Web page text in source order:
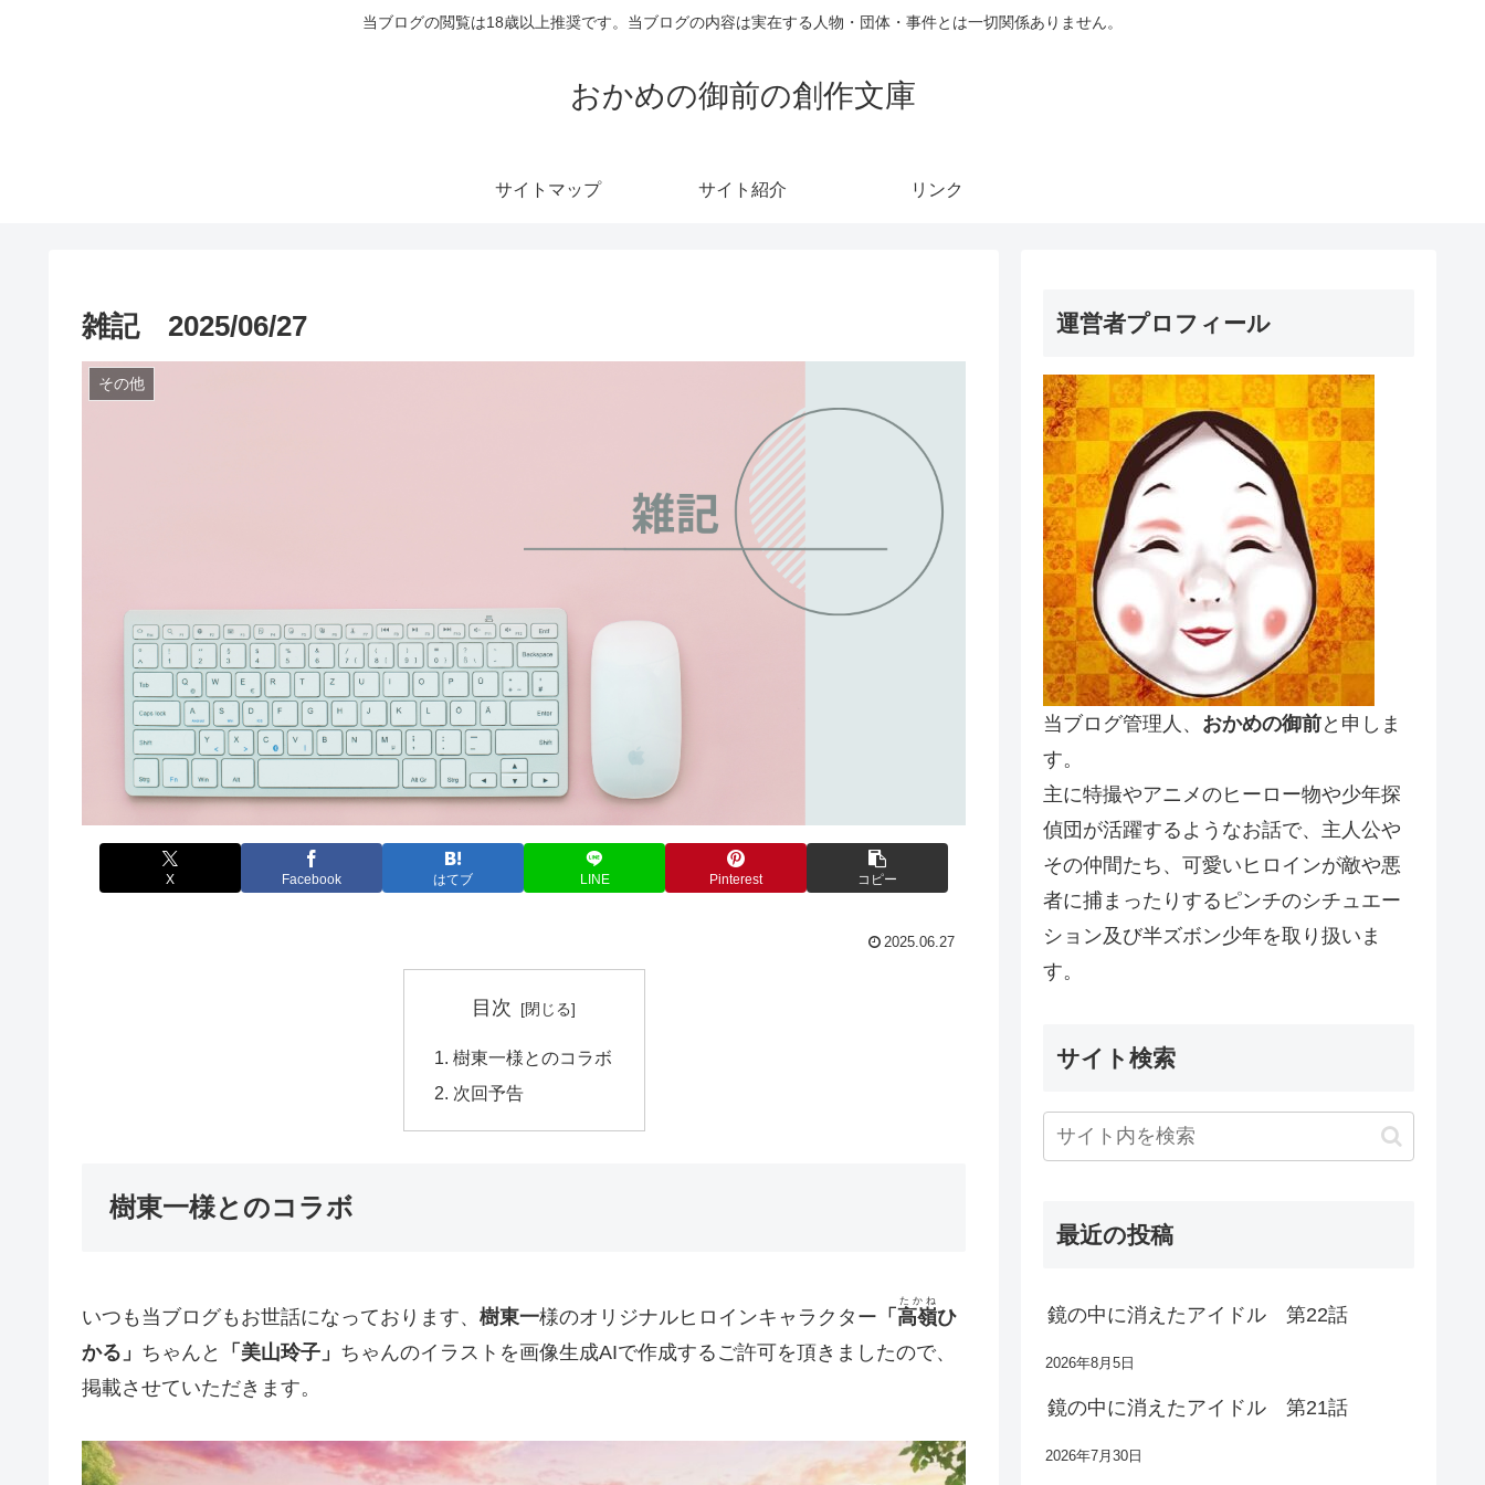
当ブログの閲覧は18歳以上推奨です。当ブログの内容は実在する人物・団体・事件とは一切関係ありません。
おかめの御前の創作文庫
サイトマップ サイト紹介 リンク
雑記 2025/06/27
その他
X Facebook はてブ LINE Pinterest コピー
2025.06.27
目次
樹東一様とのコラボ
次回予告
樹東一様とのコラボ
いつも当ブログもお世話になっております、 樹東一様のオリジナルヒロインキャラクター 「 高嶺
たかね
ひ
かる」 ちゃんと 「美山玲子」 ちゃんのイラストを画像生成AIで作成するご許可を頂きましたので、
掲載させていただきます。
運営者プロフィール
当ブログ管理人、 おかめの御前と申しま
す。
主に特撮やアニメのヒーロー物や少年探
偵団が活躍するようなお話で、主人公や
その仲間たち、可愛いヒロインが敵や悪
者に捕まったりするピンチのシチュエー
ション及び半ズボン少年を取り扱いま
す。
サイト検索
最近の投稿
鏡の中に消えたアイドル 第22話
2026年8月5日
鏡の中に消えたアイドル 第21話
2026年7月30日